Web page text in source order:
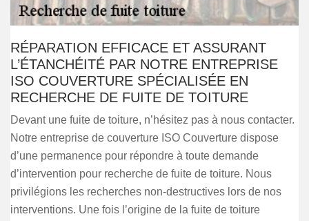
RÉPARATION EFFICACE ET ASSURANT
L’ÉTANCHÉITÉ PAR NOTRE ENTREPRISE
ISO COUVERTURE SPÉCIALISÉE EN
RECHERCHE DE FUITE DE TOITURE
Devant une fuite de toiture, n’hésitez pas à nous contacter.
Notre entreprise de couverture ISO Couverture dispose
d’une permanence pour répondre à toute demande
d’intervention pour recherche de fuite de toiture. Nous
privilégions les recherches non-destructives lors de nos
interventions. Une fois l’origine de la fuite de toiture